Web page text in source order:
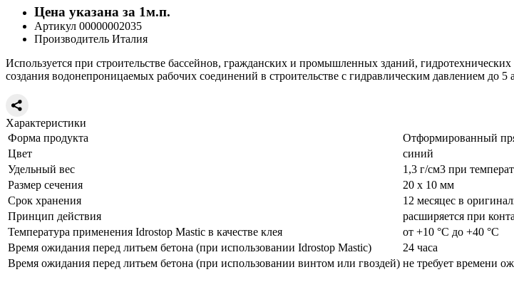
Цена указана за 1м.п.
Артикул 00000002035
Производитель Италия
Используется при строительстве бассейнов, гражданских и промышленных зданий,
создания водонепроницаемых рабочих соединений в строительстве с гидравлическим давлением до
Характеристики
Форма продукта
Отформированный
Цвет
синий
Удельный вес
1,3 г/см3 при
Размер сечения
20 x 10 мм
Срок хранения
12 месяцес в
Принцип действия
расширяется при
Температура применения Idrostop Mastic в качестве клея
от +10 °С до +40 °С
Время ожидания перед литьем бетона (при использовании Idrostop Mastic)
24 часа
Время ожидания перед литьем бетона (при использовании винтом или гвоздей) не требует времени